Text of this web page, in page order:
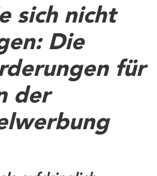
sich nicht
Die
für
der